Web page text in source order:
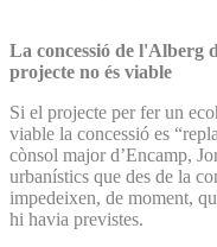
La concessió de l'Alberg
projecte no és viable
Si el projecte per fer un
viable la concessió es
cònsol major d’Encamp,
urbanístics que des de la
impedeixen, de moment,
hi havia previstes.